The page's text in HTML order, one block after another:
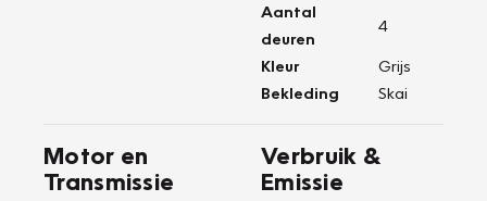
Aantal
deuren
4
Kleur
Grijs
Bekleding
Skai
Motor en
Transmissie
Verbruik &
Emissie